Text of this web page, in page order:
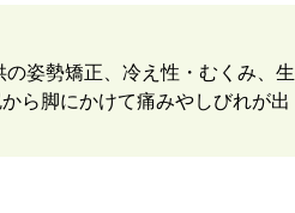
姿勢矯正、冷え性・むくみ、生
ら脚にかけて痛みやしびれが出